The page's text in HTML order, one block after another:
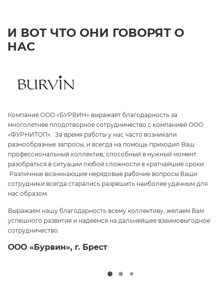
И ВОТ ЧТО ОНИ ГОВОРЯТ О
НАС
Компания ООО «БУРВИН» выражает благодарность за
многолетнее плодотворное сотрудничество с компанией ООО
«ФУРНИТОП». За время работы у нас часто возникали
разнообразные запросы, и всегда на помощь приходил Ваш
профессиональный коллектив, способный в нужный момент
разобраться в ситуации любой сложности в кратчайшие сроки.
Различные возникающие нерядовые рабочие вопросы Ваши
сотрудники всегда старались разрешить наиболее удачным для
нас образом.
Выражаем нашу благодарность всему коллективу, желаем Вам
успешного развития и надеемся на дальнейшее взаимовыгодное
сотрудничество.
ООО «Бурвин», г. Брест